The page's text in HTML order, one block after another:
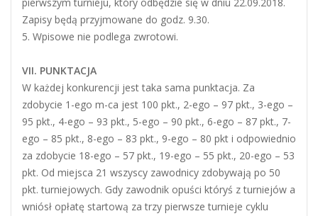
Zapisy będą przyjmowane do godz. 9.30.
5. Wpisowe nie podlega zwrotowi.
VII. PUNKTACJA
W każdej konkurencji jest taka sama punktacja. Za
zdobycie 1-ego m-ca jest 100 pkt., 2-ego – 97 pkt., 3-ego –
95 pkt., 4-ego – 93 pkt., 5-ego – 90 pkt., 6-ego – 87 pkt., 7-
ego – 85 pkt., 8-ego – 83 pkt., 9-ego – 80 pkt i odpowiednio
za zdobycie 18-ego – 57 pkt., 19-ego – 55 pkt., 20-ego – 53
pkt. Od miejsca 21 wszyscy zawodnicy zdobywają po 50
pkt. turniejowych. Gdy zawodnik opuści któryś z turniejów a
wniósł opłatę startową za trzy pierwsze turnieje cyklu